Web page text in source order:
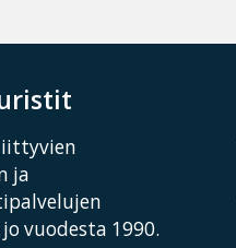
ja
vuodesta 1990.